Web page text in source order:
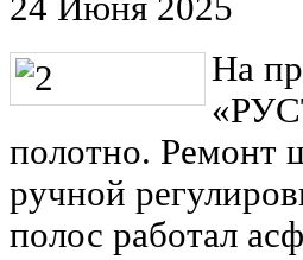
24 Июня 2025
На
полотно. Ремонт
ручной
полос работал